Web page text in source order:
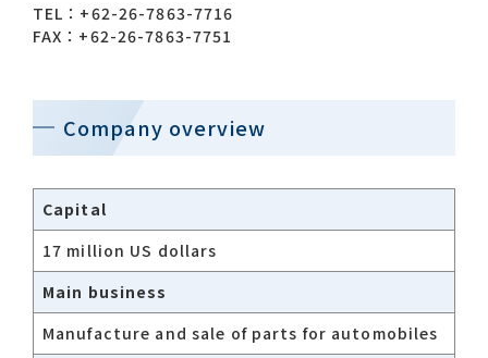
Recommended keywords
TEL：+62-26-7863-7716
FAX：+62-26-7863-7751
Company overview
Capital
17 million US dollars
Main business
Manufacture and sale of parts for automobiles